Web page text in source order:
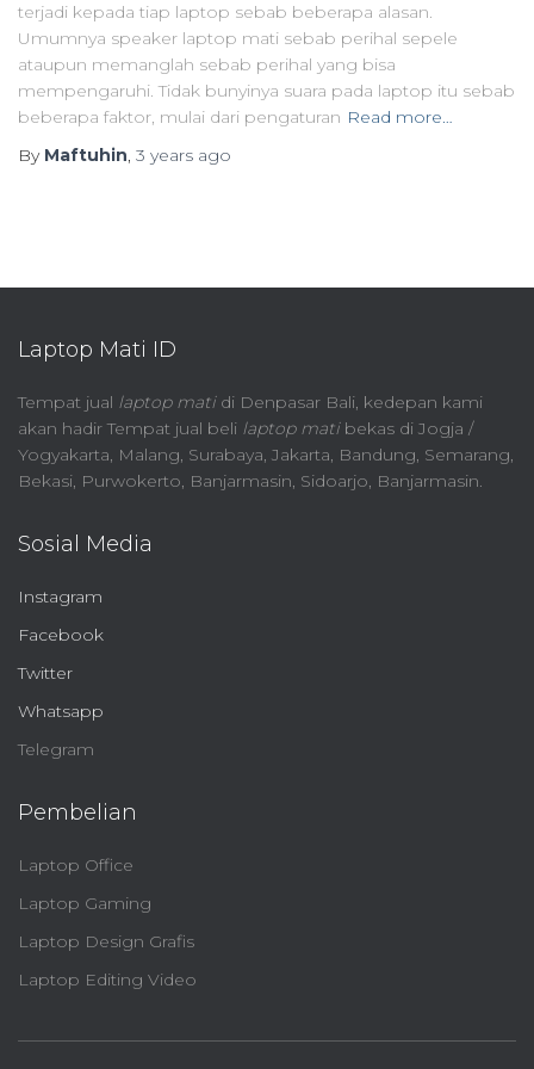
terjadi kepada tiap laptop sebab beberapa alasan.
Umumnya speaker laptop mati sebab perihal sepele
ataupun memanglah sebab perihal yang bisa
mempengaruhi. Tidak bunyinya suara pada laptop itu sebab
beberapa faktor, mulai dari pengaturan Read more…
By Maftuhin, 3 years ago
Laptop Mati ID
Tempat jual laptop matidi Denpasar Bali, kedepan kami
akan hadir Tempat jual beli laptop matibekas di Jogja /
Yogyakarta, Malang, Surabaya, Jakarta, Bandung, Semarang,
Bekasi, Purwokerto, Banjarmasin, Sidoarjo, Banjarmasin.
Sosial Media
Instagram
Facebook
Twitter
Whatsapp
Telegram
Pembelian
Laptop Office
Laptop Gaming
Laptop Design Grafis
Laptop Editing Video